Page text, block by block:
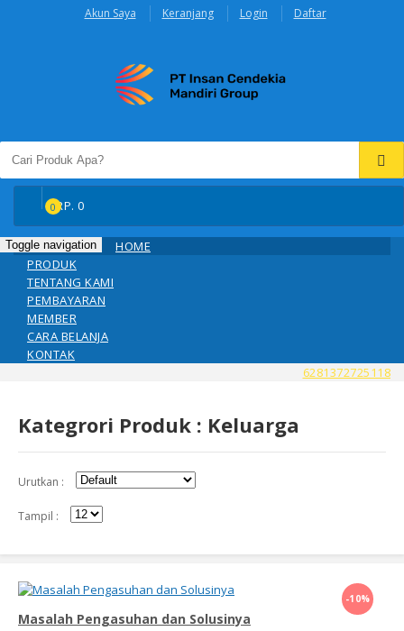
Akun Saya Keranjang Login Daftar
0RP. 0
Toggle navigation
HOME
PRODUK
TENTANG KAMI
PEMBAYARAN
MEMBER
CARA BELANJA
KONTAK
6281372725118
Kategrori Produk : Keluarga
Urutkan :
Tampil :
-10%
Masalah Pengasuhan dan Solusinya
Beli Sekarang